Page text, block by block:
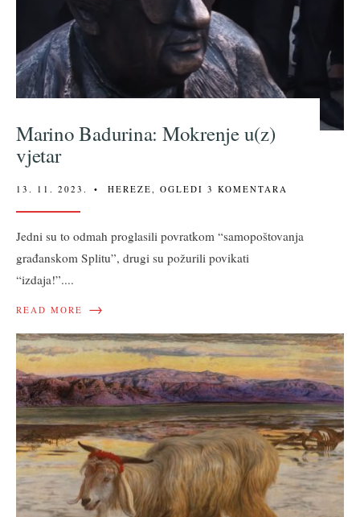
Marino Badurina: Mokrenje u(z)
vjetar
13. 11. 2023. • HEREZE OGLEDI 3 KOMENTARA
Jedni su to odmah proglasili povratkom “samopoštovanja
građanskom Splitu”, drugi su požurili povikati
“izdaja!”....
READ MORE →